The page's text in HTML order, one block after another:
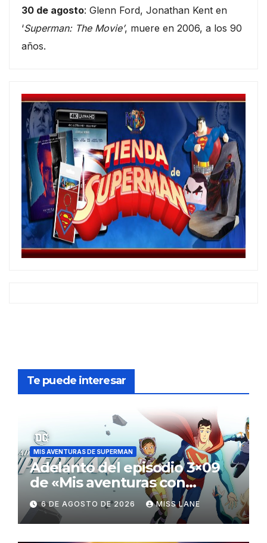
30 de agosto: Glenn Ford, Jonathan Kent en
‘Superman: The Movie’, muere en 2006, a los 90
años.
Te puede interesar
MIS AVENTURAS DE SUPERMAN
Adelanto del episodio 3×09
de «Mis aventuras con
Superman»
6 DE AGOSTO DE 2026 MISS LANE